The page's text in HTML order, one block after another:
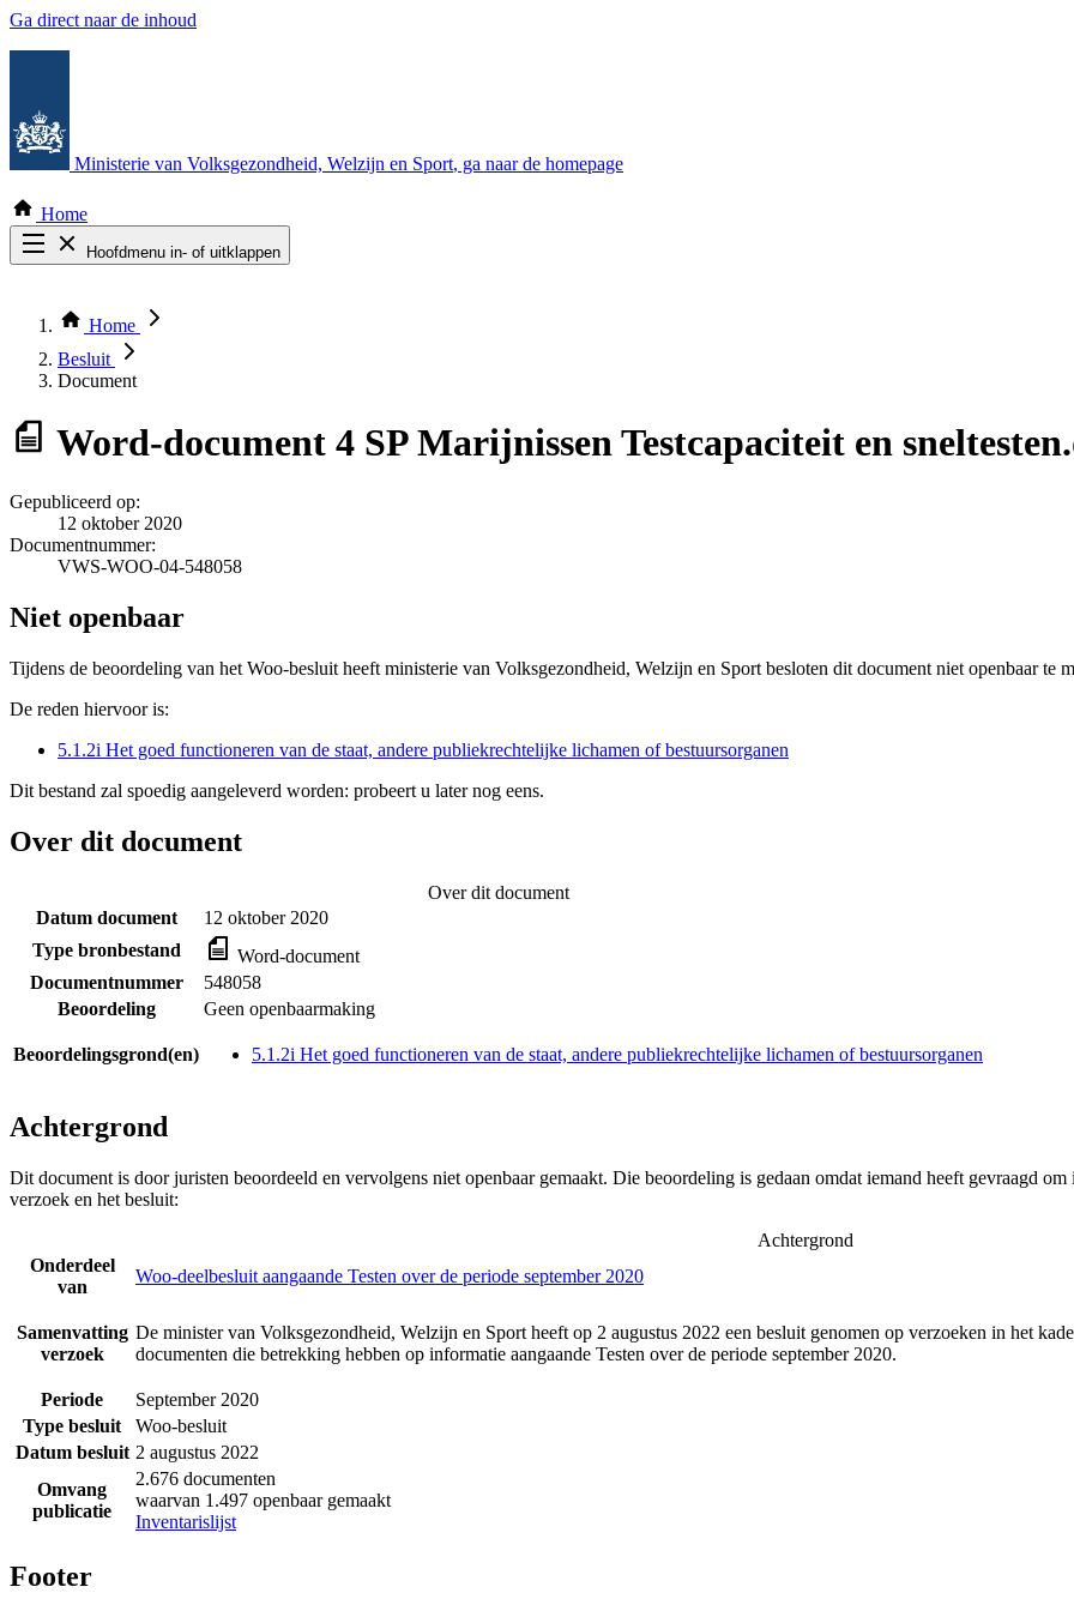
Ga direct naar de inhoud
Ministerie van Volksgezondheid, Welzijn en Sport, ga naar de homepage
Home
Hoofdmenu in- of uitklappen
Thema COVID-19
Bekijk per bestuursorgaan
Home
Besluit
Document
Word-document 4 SP Marijnissen Testcapaciteit en
Gepubliceerd op:
12 oktober 2020
Documentnummer:
VWS-WOO-04-548058
Niet openbaar
Tijdens de beoordeling van het Woo-besluit heeft ministerie van Volksgezondheid, Welzijn en Sport besloten dit document niet openbaar te
De reden hiervoor is:
5.1.2i Het goed functioneren van de staat, andere publiekrechtelijke lichamen of bestuursorganen
Dit bestand zal spoedig aangeleverd worden: probeert u later nog eens.
Over dit document
Over dit document
Datum document
12 oktober 2020
Type bronbestand
Word-document
Documentnummer
548058
Beoordeling
Geen openbaarmaking
Beoordelingsgrond(en) 5.1.2i Het goed functioneren van de staat, andere publiekrechtelijke lichamen of bestuursorganen
Achtergrond
Dit document is door juristen beoordeeld en vervolgens niet openbaar gemaakt. Die beoordeling is gedaan omdat iemand heeft gevraagd
verzoek en het besluit:
Achtergrond
Onderdeel
van
Woo-deelbesluit aangaande Testen over de periode september 2020
Samenvatting
verzoek
De minister van Volksgezondheid, Welzijn en Sport heeft op 2 augustus 2022 een besluit genomen op verzoeken in het
documenten die betrekking hebben op informatie aangaande Testen over de periode september 2020.
Periode
September 2020
Type besluit
Woo-besluit
Datum besluit 2 augustus 2022
Omvang
publicatie
2.676 documenten
waarvan 1.497 openbaar gemaakt
Inventarislijst
Footer